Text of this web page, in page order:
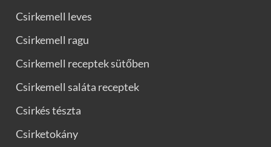
Csirkemell leves
Csirkemell ragu
Csirkemell receptek sütőben
Csirkemell saláta receptek
Csirkés tészta
Csirketokány